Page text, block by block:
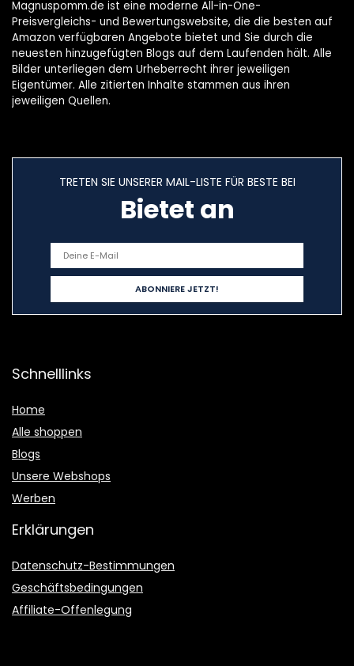
Magnuspomm.de ist eine moderne All-in-One-
Preisvergleichs- und Bewertungswebsite, die die besten auf
Amazon verfügbaren Angebote bietet und Sie durch die
neuesten hinzugefügten Blogs auf dem Laufenden hält. Alle
Bilder unterliegen dem Urheberrecht ihrer jeweiligen
Eigentümer. Alle zitierten Inhalte stammen aus ihren
jeweiligen Quellen.
TRETEN SIE UNSERER MAIL-LISTE FÜR BESTE BEI
Bietet an
Schnelllinks
Home
Alle shoppen
Blogs
Unsere Webshops
Werben
Erklärungen
Datenschutz-Bestimmungen
Geschäftsbedingungen
Affiliate-Offenlegung